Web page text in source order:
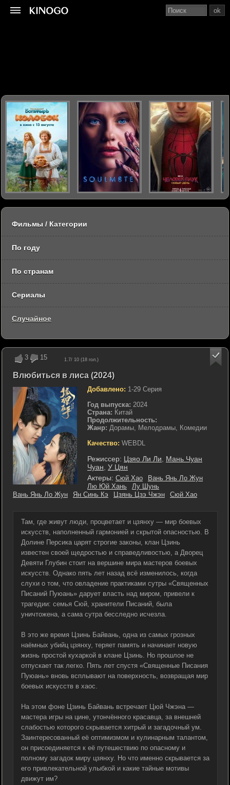
3 15 1.7/ 10 (18 гол.)
Влюбиться в лиса (2024)
Добавлено: 1-29 Серия
Год выпуска: 2024
Страна: Китай
Продолжительность:
Жанр: Дорамы, Мелодрамы, Комедии
Качество: WEBDL
Режиссер: Цзяо Ли Ли
Мань Чуан
Чуан У Цян
Актеры: Сюй Хао
Вань Янь Ло Жун
Лю Юй Хань
Лу Шунь
Вань Янь Ло Жун
Ян Синь Кэ Цзянь Цзэ Чжэн Сюй Хао
Там, где живут люди, процветает и цзянху — мир боевых
искусств, наполненный гармонией и скрытой опасностью. В
Долине Персика царят строгие законы, клан Цзинь
известен своей щедростью и справедливостью, а Дворец
Девяти Глубин стоит на вершине мира мастеров боевых
искусств. Однако пять лет назад всё изменилось, когда
слухи о том, что овладение практиками сутры «Священных
Писаний Пуюань» дарует власть над миром, привели к
трагедии: семья Сюй, хранители Писаний, была
уничтожена, а сама сутра бесследно исчезла.
В это же время Цзинь Байвань, одна из самых грозных
наёмных убийц цзянху, теряет память и начинает новую
жизнь простой кухаркой в клане Цзинь. Но прошлое не
отпускает так легко. Пять лет спустя «Священные Писания
Пуюань» вновь всплывают на поверхность, возвращая мир
боевых искусств в хаос.
На этом фоне Цзинь Байвань встречает Цюй Чжэна —
мастера игры на цине, утончённого красавца, за внешней
слабостью которого скрывается хитрый и загадочный ум.
Заинтересованный её оптимизмом и кулинарным талантом,
он присоединяется к её путешествию по опасному и
полному загадок миру цзянху. Но что именно скрывается за
его привлекательной улыбкой и какие тайные мотивы
движут им?
ok
Фильмы / Категории
По году
По странам
Сериалы
Случайное